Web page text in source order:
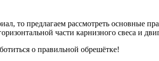
то предлагаем рассмотреть основные
части карнизного свеса и
о правильной обрешётке!